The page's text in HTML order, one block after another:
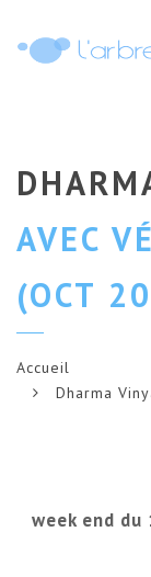
AVEC
(OCT
Accueil
Dharma
week end